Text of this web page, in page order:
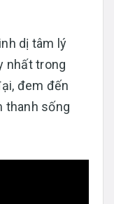
dị tâm lý
nhất trong
đem đến
thanh sống